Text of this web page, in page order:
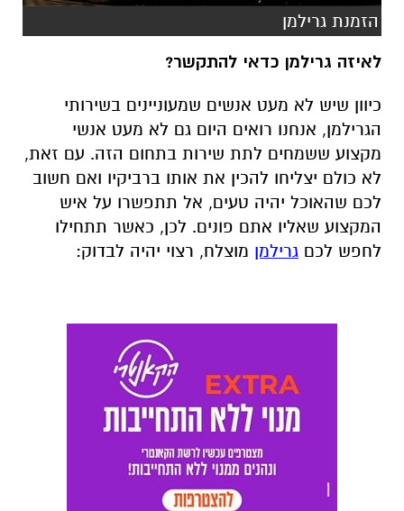
כיוון שיש לא מעט אנשים שמעוניינים בשירותי
הגרילמן, אנחנו רואים היום גם לא מעט אנשי
מקצוע ששמחים לתת שירות בתחום הזה. עם זאת,
לכם שהאוכל יהיה טעים, אל תתפשרו על איש
המקצוע שאליו אתם פונים. לכן, כאשר תתחילו
לחפש לכםגרילמן מוצלח, רצוי יהיה לבדוק:
האם הוא מנוסה?